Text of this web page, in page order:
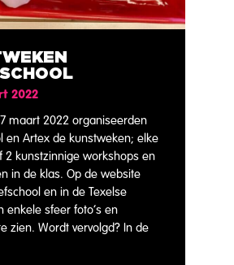
2022
maart 2022 organiseerden
en Artex de kunstweken; elke
2 kunstzinnige workshops en
in de klas. Op de website
en in de Texelse
enkele sfeer foto’s en
zien. Wordt vervolgd? In de